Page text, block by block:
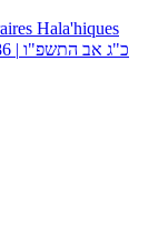
Hala'hiques
| כ"ג אב התשפ"ו